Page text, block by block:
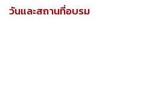
วันและสถานที่อบรม